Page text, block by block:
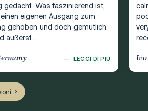
gedacht. Was faszinierend ist,
eigenen Ausgang zum
gehoben und doch gemütlich.
äußerst...
— LEGGI DI PIÙ